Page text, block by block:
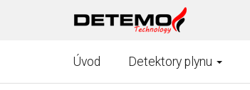
Úvod Detektory plynu